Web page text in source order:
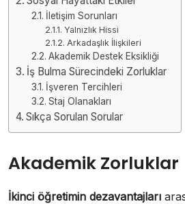
İletişim Sorunları
Yalnızlık Hissi
Arkadaşlık İlişkileri
Akademik Destek Eksikliği
İş Bulma Sürecindeki Zorluklar
İşveren Tercihleri
Staj Olanakları
Sıkça Sorulan Sorular
Akademik Zorluklar
İkinci öğretimin dezavantajları